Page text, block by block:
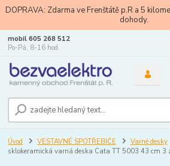
DOPRAVA: Zdarma ve Frenštátě p.R a 5
dohody.
mobil 605 268 512
Po-Pá, 8-16 hod.
Úvod VESTAVNÉ SPOTŘEBIČE Varné desky
sklokeramická varná deska Cata TT 5003 43 cm 3